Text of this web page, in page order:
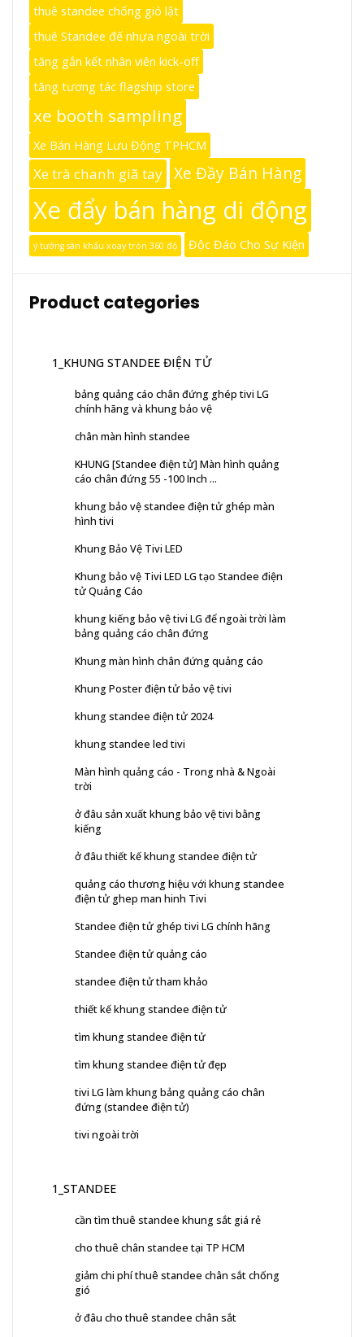
thuê standee chống gió lật
thuê Standee đế nhựa ngoài trời
tăng gắn kết nhân viên kick-off
tăng tương tác flagship store
xe booth sampling
Xe Bán Hàng Lưu Động TPHCM
Xe trà chanh giã tay Xe Đầy Bán Hàng
Xe đẩy bán hàng di động
ý tưởng sân khấu xoay tròn 360 độ Độc Đáo Cho Sự Kiện
Product categories
1_KHUNG STANDEE ĐIỆN TỬ
bảng quảng cáo chân đứng ghép tivi LG
chính hãng và khung bảo vệ
chân màn hình standee
KHUNG [Standee điện tử] Màn hình quảng
cáo chân đứng 55 -100 Inch ...
khung bảo vệ standee điện tử ghép màn
hình tivi
Khung Bảo Vệ Tivi LED
Khung bảo vệ Tivi LED LG tạo Standee điện
tử Quảng Cáo
khung kiếng bảo vệ tivi LG để ngoài trời làm
bảng quảng cáo chân đứng
Khung màn hình chân đứng quảng cáo
Khung Poster điện tử bảo vệ tivi
khung standee điện tử 2024
khung standee led tivi
Màn hình quảng cáo - Trong nhà & Ngoài
trời
ở đâu sản xuất khung bảo vệ tivi bằng
kiếng
ở đâu thiết kế khung standee điện tử
quảng cáo thương hiệu với khung standee
điện tử ghep man hinh Tivi
Standee điện tử ghép tivi LG chính hãng
Standee điện tử quảng cáo
standee điện tử tham khảo
thiết kế khung standee điện tử
tìm khung standee điện tử
tìm khung standee điện tử đẹp
tivi LG làm khung bảng quảng cáo chân
đứng (standee điện tử)
tivi ngoài trời
1_STANDEE
cần tìm thuê standee khung sắt giá rẻ
cho thuê chân standee tại TP HCM
giảm chi phí thuê standee chân sắt chống
gió
ở đâu cho thuê standee chân sắt